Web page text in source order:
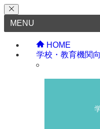
MENU
HOME
学校・教育機関